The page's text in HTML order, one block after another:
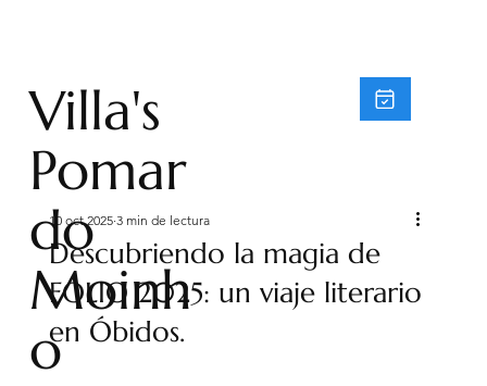
Villa's
Pomar
do
Moinh
o
Descubriendo la magia de
FOLIO 2025: un viaje literario
en Óbidos.
10 oct 2025 3 min de lectura